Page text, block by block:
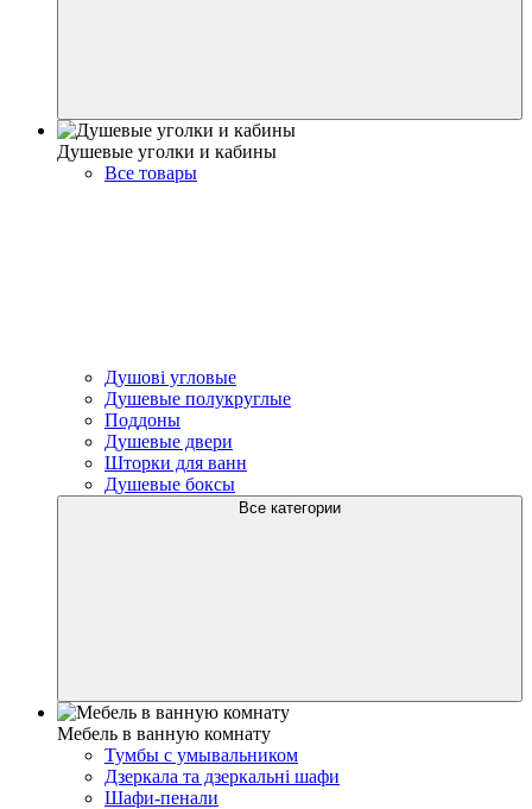
Душевые уголки и кабины
Все товары
Душові угловые
Душевые полукруглые
Поддоны
Душевые двери
Шторки для ванн
Душевые боксы
Все категории
Мебель в ванную комнату
Тумбы с умывальником
Дзеркала та дзеркальні шафи
Шафи-пенали